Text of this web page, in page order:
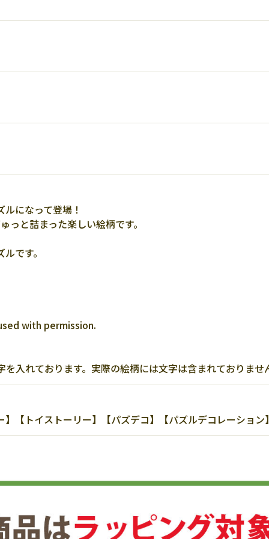
になって登場！
っと詰まった楽しい絵柄です。
です。
with permission.
入れております。実際の絵柄には文字は含まれておりませ
【トイストーリー】【パズデコ】【パズルデコレーショ